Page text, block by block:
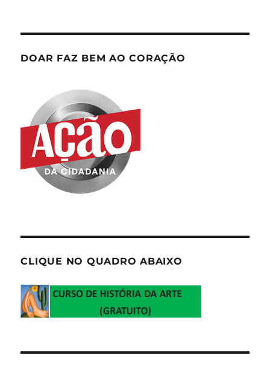
DOAR FAZ BEM AO CORAÇÃO
CLIQUE NO QUADRO ABAIXO